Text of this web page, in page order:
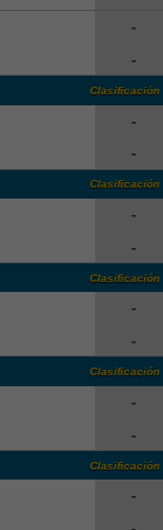
-
-
Clasificación
-
-
Clasificación
-
-
Clasificación
-
-
Clasificación
-
-
Clasificación
-